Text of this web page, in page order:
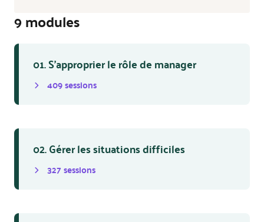
9modules
01. S'approprier le rôle de manager
409sessions
02. Gérer les situations difficiles
327sessions